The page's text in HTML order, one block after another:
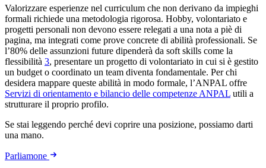
Valorizzare esperienze nel curriculum che non derivano da impieghi
formali richiede una metodologia rigorosa. Hobby, volontariato e
progetti personali non devono essere relegati a una nota a piè di
pagina, ma integrati come prove concrete di abilità professionali. Se
l’80% delle assunzioni future dipenderà da soft skills come la
flessibilità 3, presentare un progetto di volontariato in cui si è gestito
un budget o coordinato un team diventa fondamentale. Per chi
desidera mappare queste abilità in modo formale, l’ANPAL offre
Servizi di orientamento e bilancio delle competenze ANPAL utili a
strutturare il proprio profilo.
Se stai leggendo perché devi coprire una posizione, possiamo darti
una mano.
Parliamone